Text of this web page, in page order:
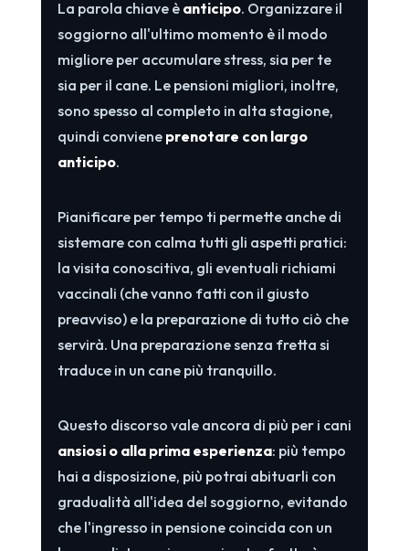
La parola chiave è anticipo. Organizzare il
soggiorno all'ultimo momento è il modo
migliore per accumulare stress, sia per te
sia per il cane. Le pensioni migliori, inoltre,
sono spesso al completo in alta stagione,
quindi conviene prenotare con largo
anticipo.
Pianificare per tempo ti permette anche di
sistemare con calma tutti gli aspetti pratici:
la visita conoscitiva, gli eventuali richiami
vaccinali (che vanno fatti con il giusto
preavviso) e la preparazione di tutto ciò che
servirà. Una preparazione senza fretta si
traduce in un cane più tranquillo.
Questo discorso vale ancora di più per i cani
ansiosi o alla prima esperienza: più tempo
hai a disposizione, più potrai abituarli con
gradualità all'idea del soggiorno, evitando
che l'ingresso in pensione coincida con un